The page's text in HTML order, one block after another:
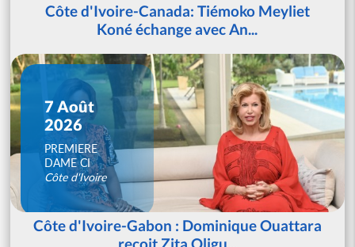
Côte d'Ivoire-Canada: Tiémoko Meyliet
Koné échange avec An...
7 Août
2026
PREMIERE
DAME CI
Côte d'Ivoire
Côte d'Ivoire-Gabon : Dominique Ouattara